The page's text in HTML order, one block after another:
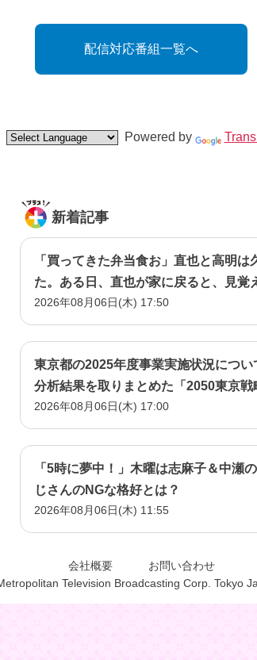
配信対応番組一覧へ
Powered by
新着記事
「買ってきた弁当食お」直也と高明
た。ある日、直也が家に戻ると、見覚
に取り巻きだった男・立木だ―
2026年08月06日(木) 17:50
東京都の2025年度事業実施状況につ
分析結果を取りまとめた「2050東京
2026年08月06日(木) 17:00
「5時に夢中！」木曜は志麻子＆中瀬
じさんのNGな格好とは？
2026年08月06日(木) 11:55
会社概要
お問い合わせ
Television Broadcasting Corp. Tokyo